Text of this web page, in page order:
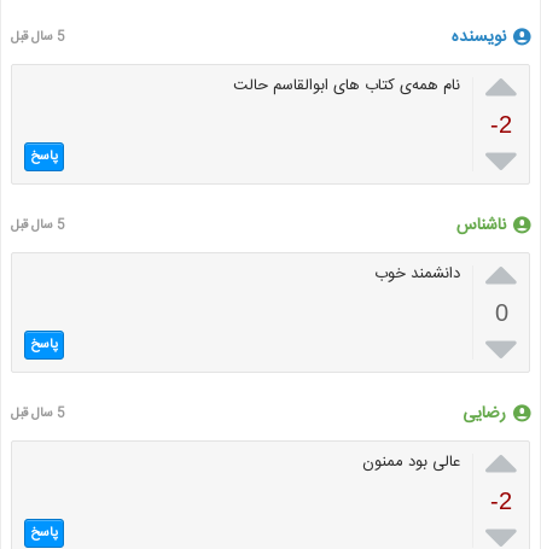
نویسنده 5 سال قبل

-2

نام همەی کتاب های ابوالقاسم حالت
پاسخ
ناشناس 5 سال قبل

0

دانشمند خوب
پاسخ
رضایی 5 سال قبل

-2

عالی بود ممنون
پاسخ